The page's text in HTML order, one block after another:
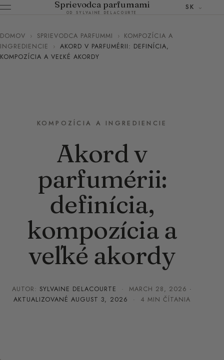
Sprievodca parfumami
OD SYLVAINE DELACOURTE
SK
DOMOV › SPRIEVODCA PARFUMMI › KOMPOZÍCIA A
INGREDIENCIE
› AKORD V PARFUMÉRII: DEFINÍCIA,
KOMPOZÍCIA A VEĽKÉ AKORDY
KOMPOZÍCIA A INGREDIENCIE
Akord v
parfumérii:
definícia,
kompozícia a
veľké akordy
AUTOR: SYLVAINE DELACOURTE ·MARCH 28, 2026 ·
AKTUALIZOVANÉAUGUST 3, 2026 · 4 MIN ČÍTANIA